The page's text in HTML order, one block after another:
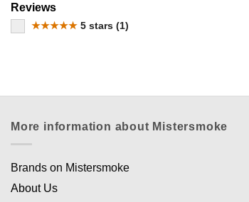
Reviews
★★★★★ 5 stars (1)
More information about Mistersmoke
Brands on Mistersmoke
About Us